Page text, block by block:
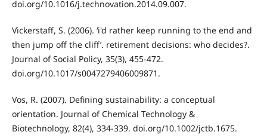
doi.org/10.1016/j.technovation.2014.09.007.
Vickerstaff, S. (2006). ‘i'd rather keep running to the end and
then jump off the cliff’. retirement decisions: who decides?.
Journal of Social Policy, 35(3), 455-472.
doi.org/10.1017/s0047279406009871.
Vos, R. (2007). Defining sustainability: a conceptual
orientation. Journal of Chemical Technology &
Biotechnology, 82(4), 334-339. doi.org/10.1002/jctb.1675.